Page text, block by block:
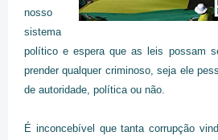
nosso
sistema
político e espera que as leis possam
prender qualquer criminoso, seja ele
de autoridade, política ou não.
É inconcebível que tanta corrupção